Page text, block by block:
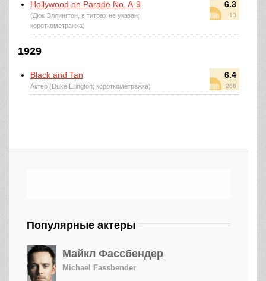
6.3
13
Hollywood on Parade No. A-9
(Дюк Эллингтон, в титрах не указан;
короткометражка)
1929
6.4
266
Black and Tan
Актер (Duke Ellington; короткометражка)
Популярные актеры
Майкл Фассбендер
Michael Fassbender